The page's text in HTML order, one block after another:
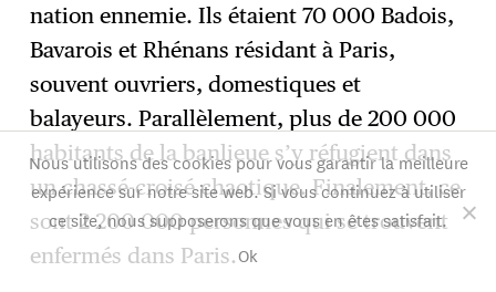
nation ennemie. Ils étaient 70 000 Badois,
Bavarois et Rhénans résidant à Paris,
souvent ouvriers, domestiques et
balayeurs. Parallèlement, plus de 200 000
habitants de la banlieue s’y réfugient dans
un chassé-croisé chaotique. Finalement, ce
sont 2 200 000 personnes qui se trouvent
enfermés dans Paris.
Nous utilisons des cookies pour vous garantir la meilleure
expérience sur notre site web. Si vous continuez à utiliser
ce site, nous supposerons que vous en êtes satisfait.
Ok